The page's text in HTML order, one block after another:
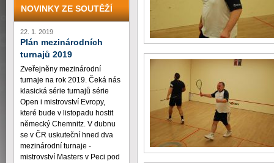
NOVINKY ZE SOUTĚŽÍ
22. 1. 2019
Plán mezinárodních
turnajů 2019
Zveřejněny mezinárodní
turnaje na rok 2019. Čeká nás
klasická série turnajů série
Open i mistrovství Evropy,
které bude v listopadu hostit
německý Chemnitz. V dubnu
se v ČR uskuteční hned dva
mezinárodní turnaje -
mistrovství Masters v Peci pod